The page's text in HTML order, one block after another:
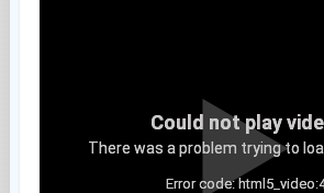
Could not play
There was a problem trying to
Error code: